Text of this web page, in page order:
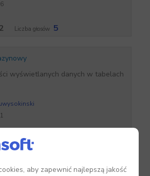
2 Liczba głosów 5
wyświetlanych danych w tabelach
Liczba głosów
aby zapewnić najlepszą jakość